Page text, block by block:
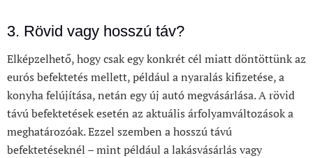
3. Rövid vagy hosszú táv?
Elképzelhető, hogy csak egy konkrét cél miatt döntöttünk az
eurós befektetés mellett, például a nyaralás kifizetése, a
konyha felújítása, netán egy új autó megvásárlása. A rövid
távú befektetések esetén az aktuális árfolyamváltozások a
meghatározóak. Ezzel szemben a hosszú távú
befektetéseknél – mint például a lakásvásárlás vagy